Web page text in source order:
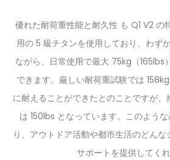
優れた耐荷重性能と耐久性 も Q1 V2 の
用の 5 級チタンを使用しており、わず
ながら、日常使用で最大 75kg（165lbs
できます。厳しい耐荷重試験では
に耐えることができたとのことですが
は 150lbs となっています。このよう
り、アウトドア活動や都市生活のどん
サポートを提供してくれ